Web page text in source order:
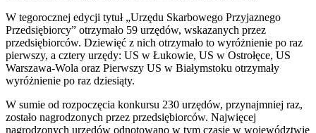
W tegorocznej edycji tytuł „Urzędu Skarbowego Przyjaznego
Przedsiębiorcy” otrzymało 59 urzędów, wskazanych przez
przedsiębiorców. Dziewięć z nich otrzymało to wyróżnienie po raz
pierwszy, a cztery urzędy: US w Łukowie, US w Ostrołęce, US
Warszawa-Wola oraz Pierwszy US w Białymstoku otrzymały
wyróżnienie po raz dziesiąty.
W sumie od rozpoczęcia konkursu 230 urzędów, przynajmniej raz,
zostało nagrodzonych przez przedsiębiorców. Najwięcej
nagrodzonych urzędów odnotowano w tym czasie w województwie